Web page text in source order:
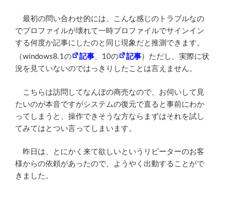
最初の問い合わせ的には、こんな感じのトラブルなの
でプロファイルが壊れて一時プロファイルでサインイン
する何度か記事にしたのと同じ現象だと推測できます。
（windows8.1の
記事、10の 記事）ただし、実際に状
況を見ていないのではっきりしたことは言えません。
こちらは訪問してなんぼの商売なので、お伺いして見
たいのが本音ですがシステムの復元で直ると事前にわか
ってしまうと、操作できそうな方ならまずはそれを試し
てみてはとつい言ってしまいます。
昨日は、とにかく来て欲しいというリピーターのお客
様からの依頼があったので、ようやく出動することがで
きました。